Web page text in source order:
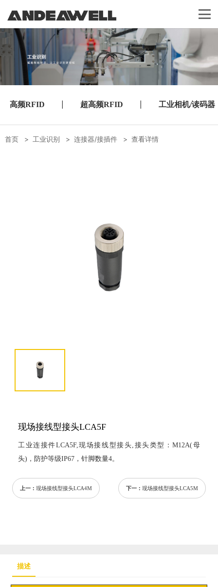
高频RFID 超高频RFID 工业相机/读码器
首页 > 工业识别 > 连接器/接插件 > 查看详情
现场接线型接头LCA5F
工业连接件LCA5F,现场接线型接头,接头类型：M12A(母
头)，防护等级IP67，针脚数量4。
上一： 现场接线型接头LCA4M 下一： 现场接线型接头LCA5M
描述